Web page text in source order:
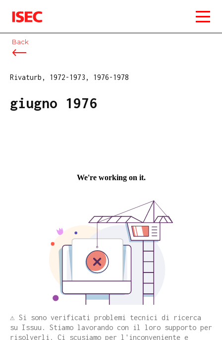
ISEC
Back
Rivaturb, 1972-1973, 1976-1978
giugno 1976
⚠️ Si sono verificati problemi tecnici di ricerca
su Issuu. Stiamo lavorando con il loro supporto per
risolverli. Ci scusiamo per l'inconveniente e